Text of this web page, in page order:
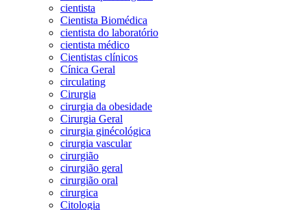
cientista
Cientista Biomédica
cientista do laboratório
cientista médico
Cientistas clínicos
Cínica Geral
circulating
Cirurgia
cirurgia da obesidade
Cirurgia Geral
cirurgia ginécológica
cirurgia vascular
cirurgião
cirurgião geral
cirurgião oral
cirurgica
Citologia